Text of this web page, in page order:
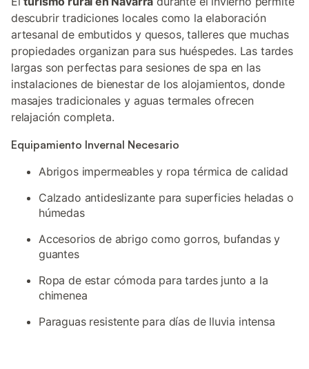
descubrir tradiciones locales como la elaboración
artesanal de embutidos y quesos, talleres que muchas
propiedades organizan para sus huéspedes. Las tardes
largas son perfectas para sesiones de spa en las
instalaciones de bienestar de los alojamientos, donde
masajes tradicionales y aguas termales ofrecen
relajación completa.
Equipamiento Invernal Necesario
Abrigos impermeables y ropa térmica de calidad
Calzado antideslizante para superficies heladas o
húmedas
Accesorios de abrigo como gorros, bufandas y
guantes
Ropa de estar cómoda para tardes junto a la
chimenea
Paraguas resistente para días de lluvia intensa